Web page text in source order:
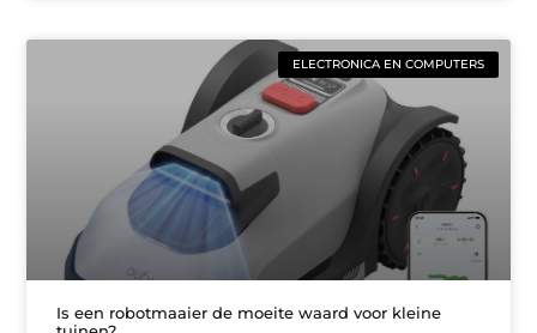
ELECTRONICA EN COMPUTERS
Is een robotmaaier de moeite waard voor kleine